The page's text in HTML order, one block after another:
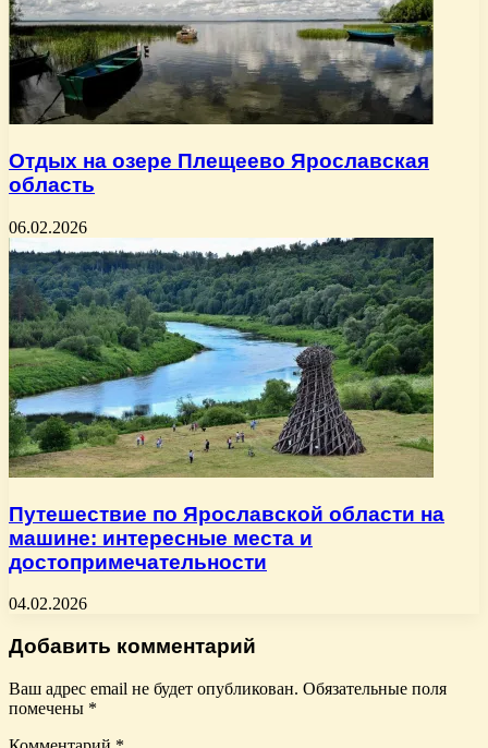
Отдых на озере Плещеево Ярославская
область
06.02.2026
Путешествие по Ярославской области на
машине: интересные места и
достопримечательности
04.02.2026
Добавить комментарий
Ваш адрес email не будет опубликован. Обязательные поля
помечены *